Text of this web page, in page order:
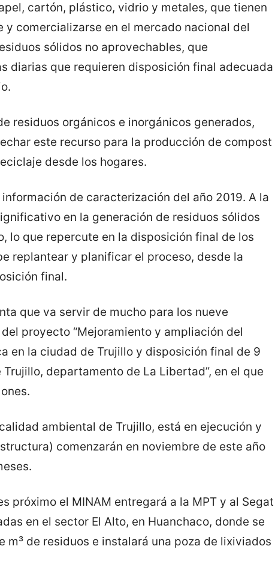
cartón, plástico, vidrio y metales, que tienen
y comercializarse en el mercado nacional del
sólidos no aprovechables, que
diarias que requieren disposición final adecuada
residuos orgánicos e inorgánicos generados,
este recurso para la producción de compost
desde los hogares.
de caracterización del año 2019. A la
en la generación de residuos sólidos
lo que repercute en la disposición final de los
replantear y planificar el proceso, desde la
final.
que va servir de mucho para los nueve
proyecto “Mejoramiento y ampliación del
en la ciudad de Trujillo y disposición final de 9
departamento de La Libertad”, en el que
ambiental de Trujillo, está en ejecución y
comenzarán en noviembre de este año
próximo el MINAM entregará a la MPT y al Segat
en el sector El Alto, en Huanchaco, donde se
m³ de residuos e instalará una poza de lixiviados